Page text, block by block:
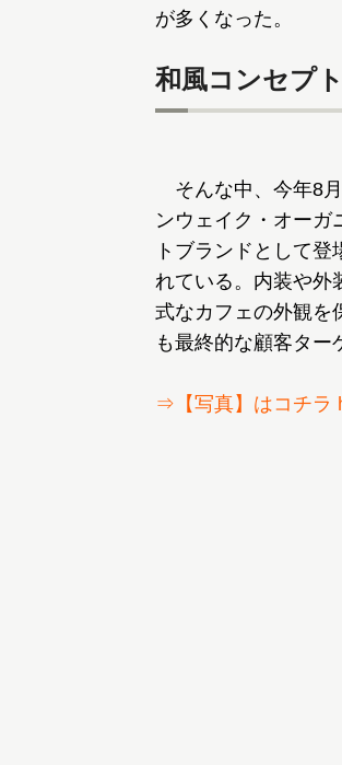
が多くなった。
和風コンセプ
そんな中、今年8
ンウェイク・オーガ
トブランドとして
れている。内装や外
式なカフェの外観を
も最終的な顧客ター
⇒【写真】はコチラ